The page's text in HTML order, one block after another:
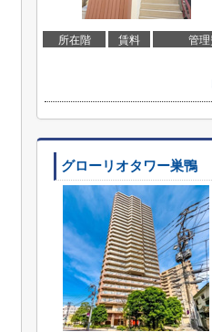
所在階 賃料 管
グローリオタワー巣鴨